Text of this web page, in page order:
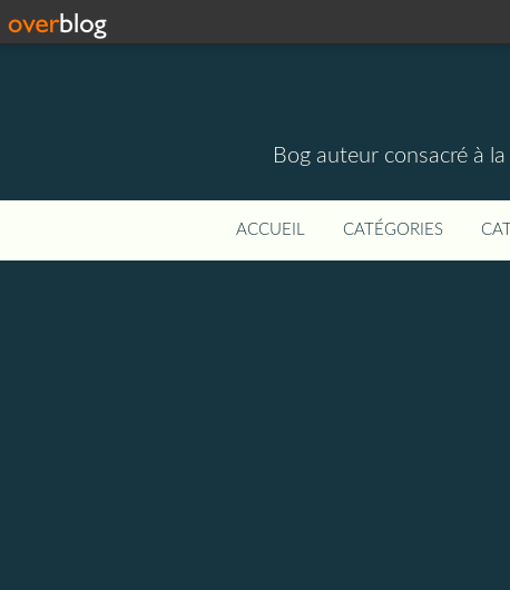
Bog auteur consacré à
ACCUEIL CATÉGORIES